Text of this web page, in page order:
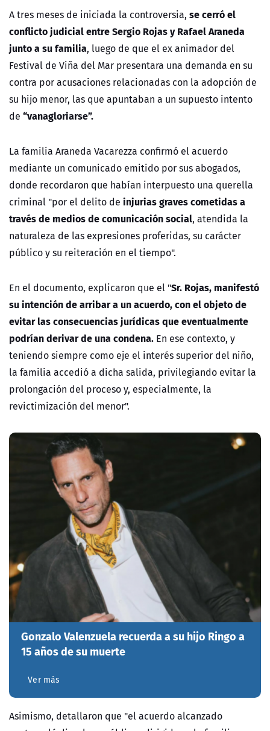
A tres meses de iniciada la controversia, se cerró el
conflicto judicial entre Sergio Rojas y Rafael Araneda
junto a su familia, luego de que el ex animador del
Festival de Viña del Mar presentara una demanda en su
contra por acusaciones relacionadas con la adopción de
su hijo menor, las que apuntaban a un supuesto intento
de “vanagloriarse”.
La familia Araneda Vacarezza confirmó el acuerdo
mediante un comunicado emitido por sus abogados,
donde recordaron que habían interpuesto una querella
criminal "por el delito de injurias graves cometidas a
través de medios de comunicación social, atendida la
naturaleza de las expresiones proferidas, su carácter
público y su reiteración en el tiempo".
En el documento, explicaron que el "Sr. Rojas, manifestó
su intención de arribar a un acuerdo, con el objeto de
evitar las consecuencias jurídicas que eventualmente
podrían derivar de una condena. En ese contexto, y
teniendo siempre como eje el interés superior del niño,
la familia accedió a dicha salida, privilegiando evitar la
prolongación del proceso y, especialmente, la
revictimización del menor".
Gonzalo Valenzuela recuerda a su hijo Ringo a
15 años de su muerte
Ver más
Asimismo, detallaron que "el acuerdo alcanzado